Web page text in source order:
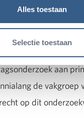
Alles toestaan
Selectie toestaan
aan
de vakgroep
op dit